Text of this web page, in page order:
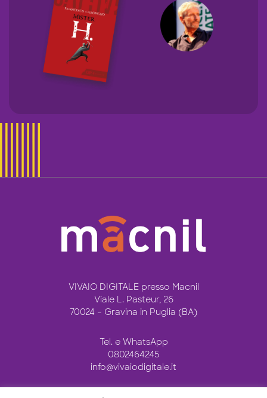
VIVAIO DIGITALE presso Macnil
Viale L. Pasteur, 26
70024 – Gravina in Puglia (BA)
Tel. e WhatsApp
0802464245
info@vivaiodigitale.it